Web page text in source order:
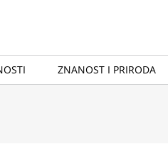
ZNANOST I PRIRODA